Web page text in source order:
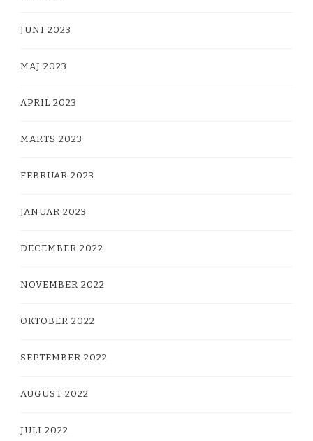
JUNI 2023
MAJ 2023
APRIL 2023
MARTS 2023
FEBRUAR 2023
JANUAR 2023
DECEMBER 2022
NOVEMBER 2022
OKTOBER 2022
SEPTEMBER 2022
AUGUST 2022
JULI 2022